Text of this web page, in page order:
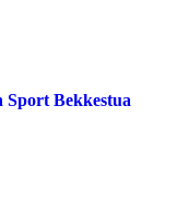
Sport Bekkestua